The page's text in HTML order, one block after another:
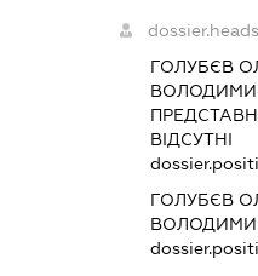
ГОЛУБЄВ
ВІДСУТНІ
ГОЛУБЄВ